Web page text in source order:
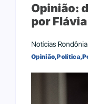
Opinião:
por
Notícias Rondônia
Opinião,Política,